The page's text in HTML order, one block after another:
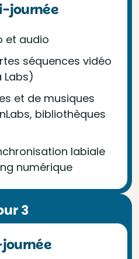
journée
et audio
séquences vidéo
Labs)
et de musiques
bibliothèques
labiale
numérique
3